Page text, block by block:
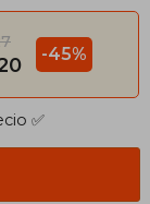
-45%
✅